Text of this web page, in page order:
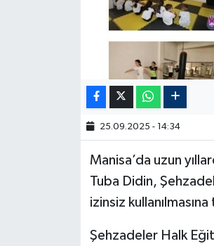
25.09.2025 - 14:34
Manisa’da uzun
Tuba Didin,
izinsiz
Şehzadeler Halk